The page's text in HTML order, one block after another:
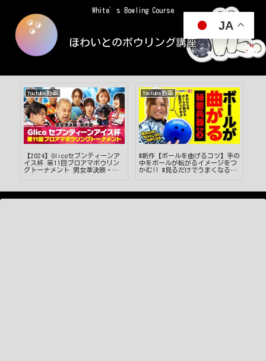
White’s Bowling Course
ほわいとのボウリング講座
Youtube動画
【2024】Glicoセブンティーンア
イス杯 第11回プロアマボウリン
グトーナメント 男女準決勝・前
Youtube動画
#新作【ボールを曲げるコツ】手の
中をボールが転がるイメージをつ
かむ‼ #見るだけでうまくなる #
JA